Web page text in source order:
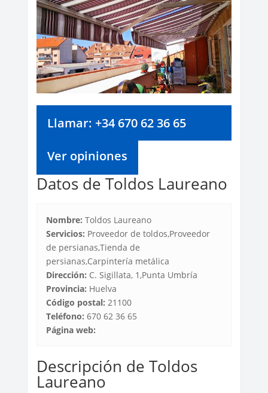
Llamar: +34 670 62 36 65
Ver opiniones
Datos de Toldos Laureano
Nombre: Toldos Laureano
Servicios: Proveedor de toldos,Proveedor
de persianas,Tienda de
persianas,Carpintería metálica
Dirección: C. Sigillata, 1,Punta Umbría
Provincia: Huelva
Código postal: 21100
Teléfono: 670 62 36 65
Página web:
Descripción de Toldos
Laureano